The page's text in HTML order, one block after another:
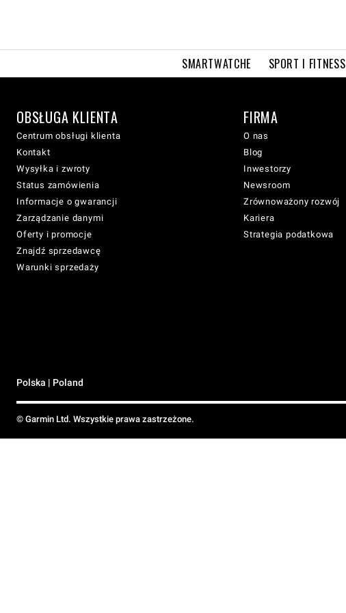
SMARTWATCHE SPORT I FITNESS
OBSŁUGA KLIENTA
Centrum obsługi klienta
Kontakt
Wysyłka i zwroty
Status zamówienia
Informacje o gwarancji
Zarządzanie danymi
Oferty i promocje
Znajdź sprzedawcę
Warunki sprzedaży
FIRMA
O nas
Blog
Inwestorzy
Newsroom
Zrównoważony rozwój
Kariera
Strategia podatkowa
Polska | Poland
© Garmin Ltd. Wszystkie prawa zastrzeżone.